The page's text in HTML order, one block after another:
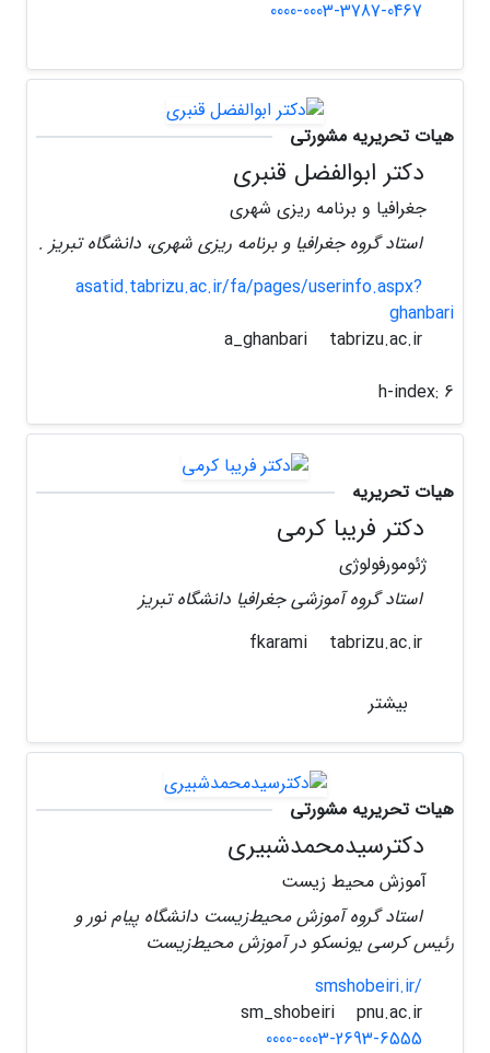
0000-0003-3787-0467
هیات تحریریه مشورتی
دکتر ابوالفضل قنبری
جغرافیا و برنامه ریزی شهری
استاد گروه جغرافیا و برنامه ریزی شهری، دانشگاه تبریز .
asatid.tabrizu.ac.ir/fa/pages/userinfo.aspx?
ghanbari
tabrizu.ac.ir
h-index: 6
هیات تحریریه
دکتر فریبا کرمی
ژئومورفولوژی
استاد گروه آموزشی جغرافیا دانشگاه تبریز
tabrizu.ac.ir
بیشتر
هیات تحریریه مشورتی
دکترسیدمحمدشبیری
آموزش محیط زیست
استاد گروه آموزش محیط‌زیست دانشگاه پیام نور و
رئیس کرسی یونسکو در آموزش محیط‌زیست
smshobeiri.ir/
pnu.ac.ir
0000-0003-2693-6555